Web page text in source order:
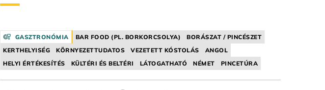
GASZTRONÓMIA BAR FOOD (PL. BORKORCSOLYA)
BORÁSZAT / PINCÉSZET
KERTHELYISÉG
KÖRNYEZETTUDATOS VEZETETT KÓSTOLÁS
ANGOL
HELYI ÉRTÉKESÍTÉS
KÜLTÉRI ÉS BELTÉRI LÁTOGATHATÓ NÉMET PINCETÚRA